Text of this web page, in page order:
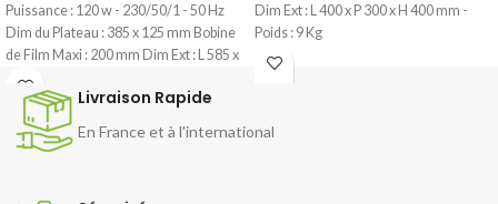
Puissance : 120 w - 230/50/1 - 50 Hz
Dim du Plateau : 385 x 125 mm Bobine
de Film Maxi : 200 mm Dim Ext : L 585 x
P 600 x H 140 mm - Poids : 5 Kg
Dim Ext : L 400 x P 300 x H 400 mm -
Poids : 9 Kg
Livraison Rapide
En France et à l'international